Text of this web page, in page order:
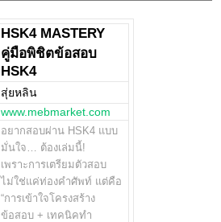
HSK4 MASTERY
คู่มือพิชิตข้อสอบ
HSK4
สุ่ยหลิน
www.mebmarket.com
อยากสอบผ่าน HSK4 แบบ
มั่นใจ… ต้องเล่มนี้!
เพราะการเตรียมตัวสอบ
ไม่ใช่แค่ท่องคำศัพท์ แต่คือ
“การเข้าใจโครงสร้าง
ข้อสอบ + เทคนิคทำ